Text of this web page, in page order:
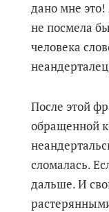
дано мне это!
не посмела
человека
После этой
обращенной
сломалась.
дальше. И